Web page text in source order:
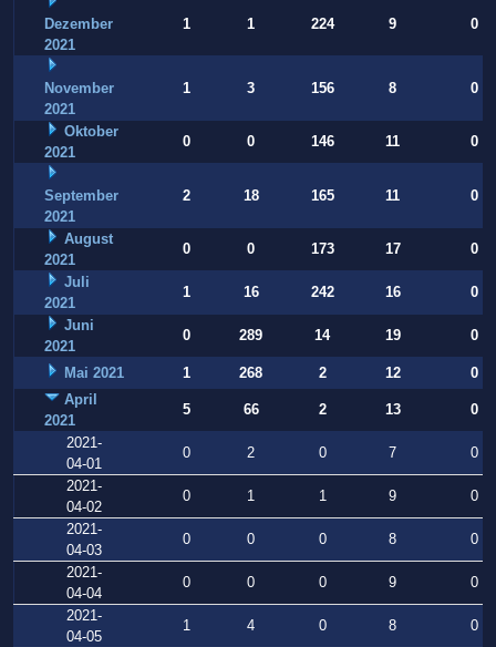
Dezember
2021
1 1 224 9 0
November
2021
1 3 156 8 0
Oktober
2021
0 0 146 11 0
September
2021
2 18 165 11 0
August
2021
0 0 173 17
0
Juli
2021
1 16 242 16
0
Juni
2021
0 289 14 19 0
Mai 2021 1 268 2 12
0
April
2021
5 66 2 13
0
2021-
04-01
0 2 0 7
0
2021-
04-02
0 1 1 9
0
2021-
04-03
0 0 0 8
0
2021-
04-04
0 0 0 9
0
2021-
04-05
1 4 0 8
0